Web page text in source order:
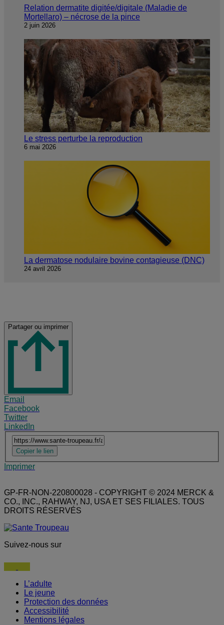
Relation dermatite digitée/digitale (Maladie de
Mortellaro) – nécrose de la pince
2 juin 2026
Le stress perturbe la reproduction
6 mai 2026
La dermatose nodulaire bovine contagieuse (DNC)
24 avril 2026
Share this
Partager ou imprimer
Placeholder
Anchor
Share this page
Email
Facebook
Twitter
LinkedIn
copier le lien
Current URL
Copier le lien
Copy current URL
Imprimer
GP-FR-NON-220800028 - COPYRIGHT © 2024 MERCK &
CO., INC., RAHWAY, NJ, USA ET SES FILIALES. TOUS
DROITS RÉSERVÉS
Suivez-nous sur
YoutubeFacebook
L’adulte
Le jeune
Protection des données
Accessibilité
Mentions légales